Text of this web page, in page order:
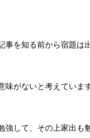
を知る前から宿題は
がないと考えていま
して、その上家出も